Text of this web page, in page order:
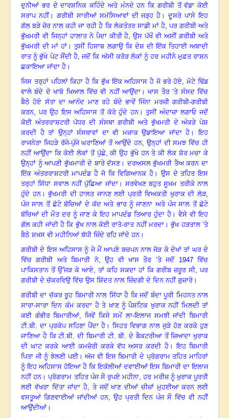
ਦੁਨੀਆਂ ਭਰ ਦੇ ਦਾਰਸ਼ਨਿਕ ਕਹਿੰਦੇ ਅਤੇ ਮੰਨਦੇ ਹਨ ਕਿ ਗਰੀਬੀ ਤੋਂ ਵੱਡਾ ਕੋਈ
ਸਰਾਪ ਨਹੀਂ। ਗਰੀਬੀ ਸਾਰੀਆਂ ਸਮੱਸਿਆਵਾਂ ਦੀ ਜੜ੍ਹ ਹੈ ।ਦੂਸਰੇ ਪਾਸੇ ਇਹ
ਗੱਲ ਬੜੇ ਜ਼ੋਰ ਨਾਲ ਕਹੀ ਜਾ ਰਹੀ ਹੈ ਕਿ ਲੋਕਤੰਤਰ ਸਾਡੀ ਮਾਂ ਹੈ, ਪਰ ਗਰੀਬੀ ਅਤੇ
ਭੁੱਖਮਰੀ ਵੀ ਜਿਨ੍ਹਾਂ ਹਾਲਾਤ ਨੇ ਪੈਦਾ ਕੀਤੀ ਹੈ,ਉਸ ਪੱਖੋਂ ਵੀ ਅਸੀਂ ਗਰੀਬੀ ਅਤੇ
ਭੁੱਖਮਰੀ ਦੀ ਮਾਂ ਹਾਂ ।ਤੁਸੀਂ ਹਿਸਾਬ ਲਗਾਉ ਕਿ ਦੇਸ਼ ਦੀ ਇੱਕ ਤਿਹਾਈ ਅਬਾਦੀ
ਰਾਤ ਨੂੰ ਭੁੱਖੇ ਪੇਟ ਸੌਂਦੀ ਹੈ,ਜਦੋਂ ਕਿ ਅੱਸੀ ਕਰੋੜ ਲੋਕਾਂ ਨੂੰ ਹਰ ਮਹੀਨੇ ਮੁਫ਼ਤ ਰਾਸ਼ਨ
ਛਕਾਇਆ ਜਾਂਦਾ ਹੈ ।
ਜਿਸ ਤਰ੍ਹਾਂ ਪਹਿਲਾਂ ਕਿਹਾ ਹੈ ਕਿ ਭੁੱਖ ਇੱਕ ਅਹਿਸਾਸ ਹੈ ਜੋ ਭਰੇ ਹੋਏ,ਮੋਟੇ ਢਿੱਡ
ਵਾਲੇ ਬੰਦੇ ਦੇ ਖਾਬੋ ਖਿਆਲ ਵਿੱਚ ਵੀ ਨਹੀਂ ਆਉਂਦਾ ।ਖਾਸ ਤੌਰ ’ਤੇ ਸੰਸਦ ਵਿੱਚ
ਬੈਠੇ ਹੋਏ ਸੱਤਾ ਦਾ ਆਨੰਦ ਮਾਣ ਰਹੇ ਬੰਦੇ ਭਾਵੇਂ ਜਿੰਨਾ ਮਰਜ਼ੀ ਗਰੀਬੀ-ਗਰੀਬੀ
ਕਰਨ, ਪਰ ਉਹ ਇਸ ਅਹਿਸਾਸ ਤੋਂ ਕੋਰੇ ਹੁੰਦੇ ਹਨ।ਤੁਸੀਂ ਅੰਦਾਜ਼ਾ ਲਗਾਓ ਜਦੋਂ
ਕੋਈ ਅੰਤਰਰਾਸ਼ਟਰੀ ਪੱਧਰ ਦੀ ਸੰਸਥਾ ਗਰੀਬੀ ਅਤੇ ਭੁੱਖਮਰੀ ਦੇ ਅੰਕੜੇ ਪੇਸ਼
ਕਰਦੀ ਹੈ ਤਾਂ ਉਨ੍ਹਾਂ ਸੰਸਥਾਵਾਂ ਦਾ ਵੀ ਮਜ਼ਾਕ ਉਡਾਇਆ ਜਾਂਦਾ ਹੈ ।ਇਹ
ਰਾਜਨੇਤਾ ਜਿਹੜੇ ਰੱਜੇ-ਪੁੱਜੇ ਘਰਾਣਿਆਂ ਤੋਂ ਆਉਂਦੇ ਹਨ, ਉਨ੍ਹਾਂ ਦੀ ਸਮਝ ਵਿੱਚ ਹੀ
ਨਹੀਂ ਆਉਂਦਾ ਕਿ ਕੋਈ ਲੋਕਾਂ ਤੋਂ ਪੁੱਛੇ, ਕੀ ਉਹ ਭੁੱਖੇ ਹਨ ਤੇ ਕੀ ਲੋਕ ਸ਼ੋਰ ਮਚਾ ਕੇ
ਉਨ੍ਹਾਂ ਨੂੰ ਆਪਣੀ ਭੁੱਖਮਾਰੀ ਦੇ ਬਾਰੇ ਦੱਸਣ। ਦਰਅਸਲ ਭੁੱਖਮਰੀ ਤੈਅ ਕਰਨ ਦਾ
ਇੱਕ ਅੰਤਰਰਾਸ਼ਟਰੀ ਮਾਪਦੰਡ ਹੈ ਜੋ ਕਿ ਵਿਗਿਆਨਕ ਹੈ । ਉਸ ਦੇ ਤਹਿਤ ਇਸ
ਤਰ੍ਹਾਂ ਸਿੱਧਾ ਸਵਾਲ ਨਹੀਂ ਪੁੱਛਿਆ ਜਾਂਦਾ। ਸਰਵੇਖਣ ਬਹੁਤ ਸੂਖ਼ਮ ਤਰੀਕੇ ਨਾਲ
ਹੁੰਦੇ ਹਨ।ਭੁੱਖਮਰੀ ਦੀ ਹਾਲਤ ਜਾਨਣ ਲਈ ਪ੍ਰਤੀ ਵਿਅਕਤੀ ਖੁਰਾਕ ਦੀ ਲੋੜ,
ਪੰਜ ਸਾਲ ਤੋਂ ਛੋਟੇ ਬੱਚਿਆਂ ਦੇ ਕੱਦ ਅਤੇ ਭਾਰ ਨੂੰ ਜਾਣਨਾ ਅਤੇ ਪੰਜ ਸਾਲ ਤੋਂ ਛੋਟੇ
ਬੱਚਿਆਂ ਦੀ ਮੌਤ ਦਰ ਨੂੰ ਜਾਣ ਕੇ ਇਹ ਮਾਪਦੰਡ ਤਿਆਰ ਹੁੰਦਾ ਹੈ । ਵੈਸੇ ਵੀ ਇਹ
ਗੱਲ ਕਹੀ ਜਾਂਦੀ ਹੈ ਕਿ ਭੁੱਖ ਨਾਲ ਕੋਈ ਰਾਤੋ-ਰਾਤ ਨਹੀਂ ਮਰਦਾ ।ਭੁੱਖ ਹੜਤਾਲ ’ਤੇ
ਬੈਠੇ ਸ਼ਖਸ ਵੀ ਮਹੀਨਿਆਂ ਬੱਧੀ ਜ਼ਿੰਦੇ ਰਹਿ ਜਾਂਦੇ ਹਨ।
ਗਰੀਬੀ ਦੇ ਇਸ ਅਹਿਸਾਸ ਨੂੰ ਜੇ ਮੈਂ ਆਪਣੇ ਬਚਪਨ ਨਾਲ ਜੋੜ ਕੇ ਦੇਖਾਂ ਤਾਂ ਘਰ ਦੇ
ਵਿੱਚ ਗਰੀਬੀ ਅਤੇ ਬਿਮਾਰੀ ਨੇ, ਉਹ ਵੀ ਖਾਸ ਤੌਰ ’ਤੇ ਜਦੋਂ 1947ਵਿੱਚ
ਪਾਕਿਸਤਾਨ ਤੋਂ ਉੱਜੜ ਕੇ ਆਏ, ਤਾਂ ਕਹਿ ਸਕਦਾ ਹਾਂ ਕਿ ਗਰੀਬ ਜ਼ਰੂਰ ਸੀ, ਪਰ
ਗਰੀਬੀ ਦੇ ਚੱਕਰਵਿਉ ਵਿੱਚ ਉਸ ਸ਼ਿੱਦਤ ਨਾਲ ਜ਼ਿੰਦਗੀ ਦੇ ਦਿਨ ਨਹੀਂ ਗੁਜ਼ਾਰੇ।
ਗਰੀਬੀ ਦਾ ਚੱਕਰ ਰੂਹ ਬਿਮਾਰੀ ਨਾਲ ਸਿੱਧਾ ਹੈ ਕਿ ਜਦੋਂ ਬੰਦਾ ਪੂਰੀ ਮਿਹਨਤ ਨਾਲ
ਸਾਰਾ-ਸਾਰਾ ਦਿਨ ਕੰਮ ਕਰਦਾ ਹੈ ਤੇ ਖਾਣ ਨੂੰ ਪੌਸ਼ਟਿਕ ਖੁਰਾਕ ਨਹੀਂ ਮਿਲਦੀ ਤਾਂ
ਕਈ ਗੰਭੀਰ ਬਿਮਾਰੀਆਂ,ਜਿਵੇਂ ਕਿਸੇ ਸਮੇਂ ਲਾ-ਇਲਾਜ ਸਮਝੀ ਜਾਂਦੀ ਬਿਮਾਰੀ
ਟੀ.ਬੀ. ਦਾ ਪ੍ਰਕੋਪ ਸਹਿਣਾ ਪੈਂਦਾ ਹੈ। ਸਿਹਤ ਵਿਭਾਗ ਨਾਲ ਜੁੜੇ ਹੋਣ ਕਰਕੇ ਹੁਣ
ਜਾਣਿਆ ਹੈ ਕਿ ਟੀ.ਬੀ. ਦੀ ਬਿਮਾਰੀ ਟੀ. ਬੀ. ਦੇ ਬੈਕਟਰੀਆ ਤੋਂ ਜ਼ਿਆਦਾ ਖੁਰਾਕ
ਦੀ ਘਾਟ ਕਰਕੇ ਆਈ ਕਮਜ਼ੋਰੀ ਕਰਕੇ ਵੱਧ ਅਸਰ ਕਰਦੀ ਹੈ। ਇਹ ਬਿਮਾਰੀ
ਪਿਤਾ ਜੀ ਨੂੰ ਝੇਲਣੀ ਪਈ।ਅੱਜ ਵੀ ਇਸ ਬਿਮਾਰੀ ਦੇ ਪ੍ਰੋਗਰਾਮ ਤਹਿਤ ਮਾਹਿਰਾਂ
ਨੂੰ ਇਹ ਅਹਿਸਾਸ ਹੋਇਆ ਹੈ ਕਿ ਇਕੱਲੀਆਂ ਦਵਾਈਆਂ ਇਸ ਬਿਮਾਰੀ ਦਾ ਇਲਾਜ
ਨਹੀਂ ਹਨ।ਪ੍ਰੋਗਰਾਮ ਤਹਿਤ ਪੰਜ ਸੌ ਰੁਪਏ ਮਹੀਨਾ,ਹਰ ਮਰੀਜ਼ ਨੂੰ ਖੁਰਾਕ ਪੂਰਤੀ
ਲਈ ਵੱਖਰਾ ਦਿੱਤਾ ਜਾਂਦਾ ਹੈ, ਤੇ ਜਦੋਂ ਖਾਣ ਦੀਆਂ ਚੀਜ਼ਾਂ ਮੁਹਈਆ ਕਰਨ ਲਈ
ਵਸਤੂਆਂ ਗਿਣਵਾਈਆਂ ਜਾਂਦੀਆਂ ਹਨ, ਉਹ ਪ੍ਰਤੀ ਦਿਨ ਪੰਜ ਸੌ ਵਿੱਚ ਵੀ ਨਹੀਂ
ਆਉਂਦੀਆਂ।